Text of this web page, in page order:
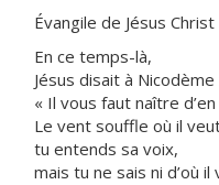
Évangile de Jésus
En ce temps-là,
Jésus disait à Nicodème
« Il vous faut naître d’en
Le vent souffle où il
tu entends sa voix,
mais tu ne sais ni d’où il